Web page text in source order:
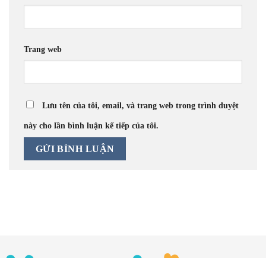
Trang web
Lưu tên của tôi, email, và trang web trong trình duyệt
này cho lần bình luận kế tiếp của tôi.